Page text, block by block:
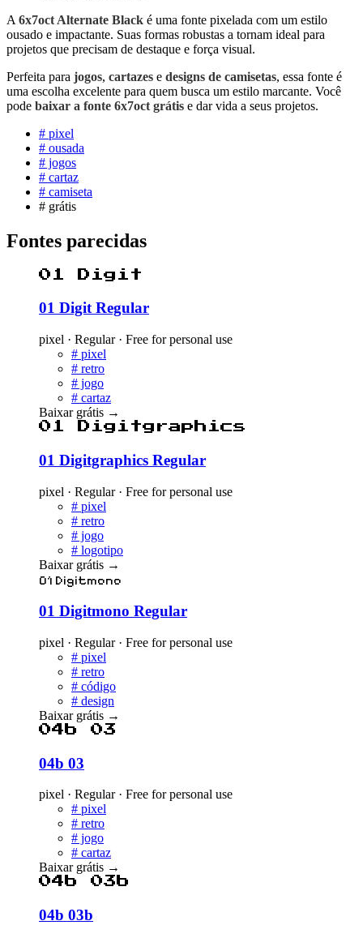
A 6x7oct Alternate Black é uma fonte pixelada com um estilo
ousado e impactante. Suas formas robustas a tornam ideal para
projetos que precisam de destaque e força visual.
Perfeita para jogos, cartazes e designs de camisetas, essa fonte é
uma escolha excelente para quem busca um estilo marcante. Você
pode baixar a fonte 6x7oct grátis e dar vida a seus projetos.
# pixel
# ousada
# jogos
# cartaz
# camiseta
# grátis
Fontes parecidas
01 Digit
01 Digit Regular
pixel · Regular · Free for personal use
# pixel
# retro
# jogo
# cartaz
Baixar grátis →
01 Digitgraphics
01 Digitgraphics Regular
pixel · Regular · Free for personal use
# pixel
# retro
# jogo
# logotipo
Baixar grátis →
01 Digitmono
01 Digitmono Regular
pixel · Regular · Free for personal use
# pixel
# retro
# código
# design
Baixar grátis →
04b 03
04b 03
pixel · Regular · Free for personal use
# pixel
# retro
# jogo
# cartaz
Baixar grátis →
04b 03b
04b 03b